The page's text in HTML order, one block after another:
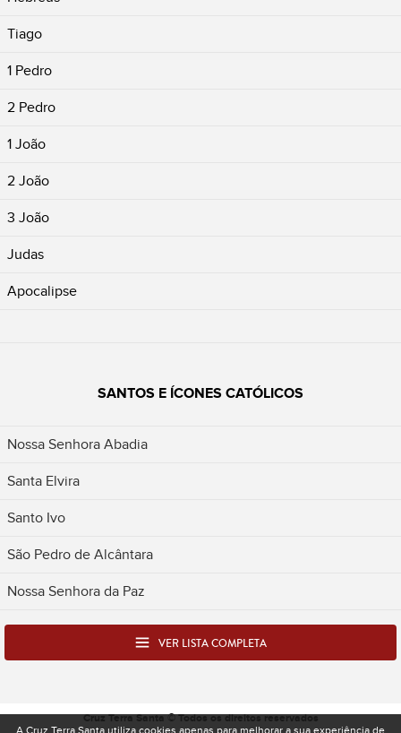
Tiago
1 Pedro
2 Pedro
1 João
2 João
3 João
Judas
Apocalipse
SANTOS E ÍCONES CATÓLICOS
Nossa Senhora Abadia
Santa Elvira
Santo Ivo
São Pedro de Alcântara
Nossa Senhora da Paz
VER LISTA COMPLETA
Cruz Terra Santa © Todos os direitos reservados
A Cruz Terra Santa utiliza cookies apenas para melhorar a sua experiência de